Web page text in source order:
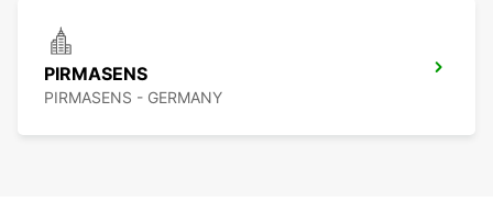
PIRMASENS
PIRMASENS - GERMANY